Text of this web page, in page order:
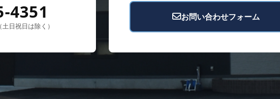
4351
日祝日は除く）
お問い合わせフォーム